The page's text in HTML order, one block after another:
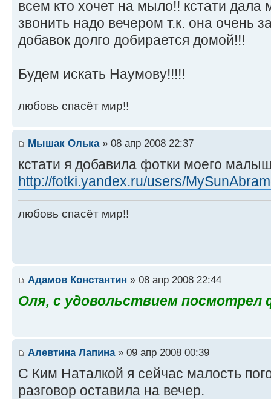
всем кто хочет на мыло!! кстати дала
звонить надо вечером т.к. она очень
добавок долго добирается домой!!!
Будем искать Наумову!!!!!
любовь спасёт мир!!
Мышак Олька» 08 апр 2008 22:37
кстати я добавила фотки моего
http://fotki.yandex.ru/users/
любовь спасёт мир!!
Адамов Константин » 08 апр 2008 22:44
Оля, с удовольствием
Алевтина Лапина» 09 апр 2008 00:39
С Ким Наталкой я сейчас малость
разговор оставила на вечер.